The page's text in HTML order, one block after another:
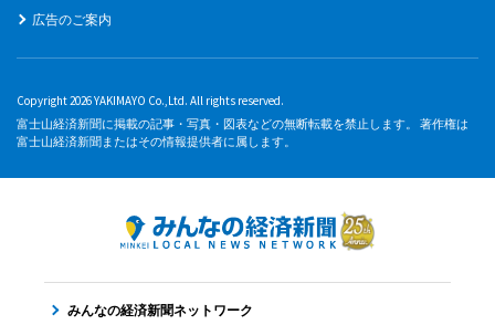
広告のご案内
Copyright 2026 YAKIMAYO Co.,Ltd. All rights reserved.
富士山経済新聞に掲載の記事・写真・図表などの無断転載を禁止します。 著作権は
富士山経済新聞またはその情報提供者に属します。
みんなの経済新聞ネットワーク